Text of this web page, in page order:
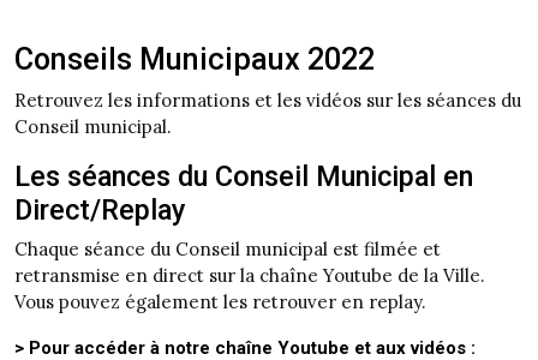
Conseils Municipaux 2022
Retrouvez les informations et les vidéos sur les séances du
Conseil municipal.
Les séances du Conseil Municipal en
Direct/Replay
Chaque séance du Conseil municipal est filmée et
retransmise en direct sur la chaîne Youtube de la Ville.
Vous pouvez également les retrouver en replay.
> Pour accéder à notre chaîne Youtube et aux vidéos :